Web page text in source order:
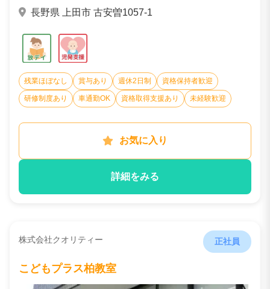
残業ほぼなし 賞与あり 週休2日制 資格保持者歓迎
研修制度あり 車通勤OK 資格取得支援あり 未経験歓迎
長野県 上田市 古安曽1057-1
お気に入り
詳細をみる
株式会社クオリティー 正社員
こどもプラス柏教室